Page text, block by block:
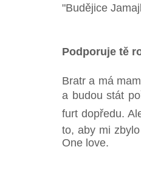
"Budějice
Podporuje tě
Bratr a má
a budou stát
furt dopředu.
to, aby mi
One love.